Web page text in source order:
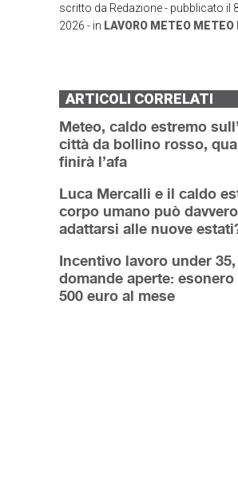
scritto da Redazione- pubblicato il
2026 - in LAVORO METEO METEO
ARTICOLI CORRELATI
Meteo, caldo estremo
città da bollino rosso,
finirà l’afa
Luca Mercalli e il caldo
corpo umano può davvero
adattarsi alle nuove
Incentivo lavoro under 35,
domande aperte:
500 euro al mese